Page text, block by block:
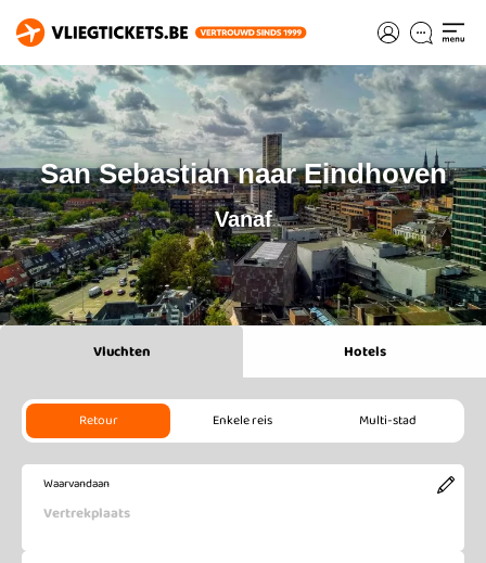
San Sebastian naar Eindhoven
Vanaf